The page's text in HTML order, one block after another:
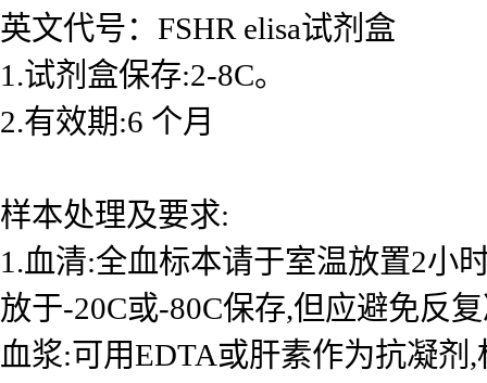
英文代号：FSHR elisa试剂盒
1.试剂盒保存:2-8C。
2.有效期:6 个月
样本处理及要求:
1.血清:全血标本请于室温放置2小
放于-20C或-80C保存,但应避免反
血浆:可用EDTA或肝素作为抗凝剂